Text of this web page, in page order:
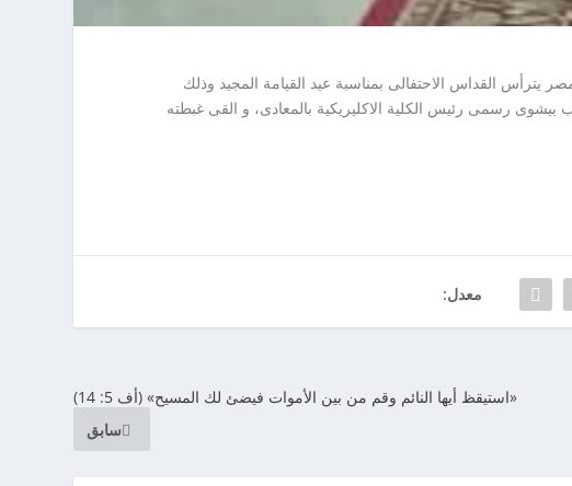
يترأس القداس الاحتفالى بمناسبة عيد القيامة المجيد وذلك
بيشوى رسمى رئيس الكلية الاكليريكية بالمعادى، و القى غبطته
معدل:
«استيقظ أيها النائم وقم من بين الأموات فيضئ لك المسيح» (أف 5: 14)
سابق